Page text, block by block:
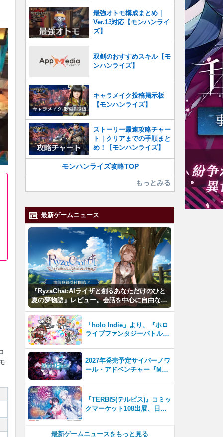
最強オトモ構成まとめ｜
Ver.13対応【モンハンライ
ズ】
双剣のおすすめスキル【モ
ンハンライズ】
キャラメイク投稿掲示板
【モンハンライズ】
ストーリー最速攻略チャー
ト｜クリアまでの手順まと
め！【モンハンライズ】
モンハンライズ攻略TOP
もっとみる
最新ゲームニュース
『RyzaChat:AIライザと創るあなただけのひと
夏の夢物語』レビュー。会話を中心に自由な冒
険を進めていくシステムはこれまでにない新鮮
な体験が楽しめる【先行プレイレポート】
「holo Indie」より、『ホロ
ライブファンタジーバトル』
2027年発売予定サイバーノワ
ール・アドベンチャー『Moo
『TERBIS(テルビス)』コミッ
クマーケット108出展、日本
最新ゲームニュースをもっと見る